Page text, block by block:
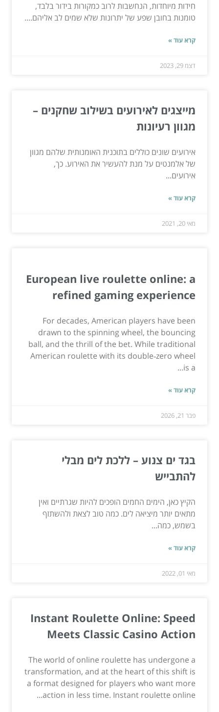
חידות מיוחדות, הנחשבות לרוב כמקורות בידור בלבד,
טומנות בחובן שפע של יתרונות שלא שמים לב אליהם....
קרא עוד »
דצמ 29, 2023
מייצגים לאירועים בשילוב שחקנים –
מגוון רעיונות
אירועים שונים כוללים בתוכנית האומנותית שלהם מגוון
של אלמנטים על מנת להעשיר את האירוע. כך,
אירועים...
קרא עוד »
מאי 20, 2021
European live roulette online: a
refined gaming experience
For decades, American players have been
drawn to the spinning wheel, the bouncing
ball, and the thrill of the bet. While traditional
American roulette with its double‑zero wheel
is a...
קרא עוד »
פבר 21, 2026
בגד ים צנוע – ללכת לים מבלי
להתבייש
הקיץ כאן, הימים החמים הופכים להיות שגרתיים ואין
מתאים יותר מיציאה לים. כמה טוב לצאת ולהשתזף
בשמש, כמה...
קרא עוד »
מאי 01, 2022
Instant Roulette Online: Speed
Meets Classic Casino Action
The world of online roulette has undergone a
transformation, and at the heart of this shift is
a format designed for players who want more
action in less time. Instant roulette online...